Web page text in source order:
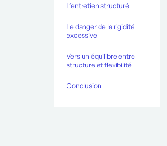
L’entretien structuré
Le danger de la rigidité
excessive
Vers un équilibre entre
structure et flexibilité
Conclusion